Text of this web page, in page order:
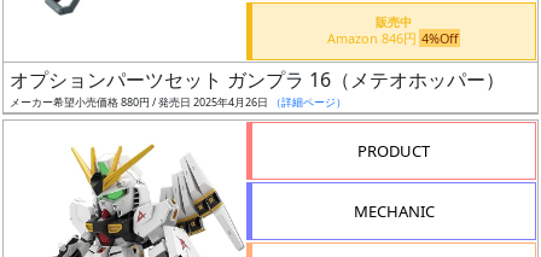
販売中
Amazon 846円 4%Off
オプションパーツセット ガンプラ 16（メテオホッパー）
メーカー希望小売価格 880円 / 発売日 2025年4月26日 （詳細ページ）
PRODUCT
MECHANIC